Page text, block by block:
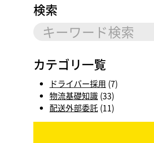
検索
カテゴリ一覧
ドライバー採用 (7)
物流基礎知識 (33)
配送外部委託 (11)